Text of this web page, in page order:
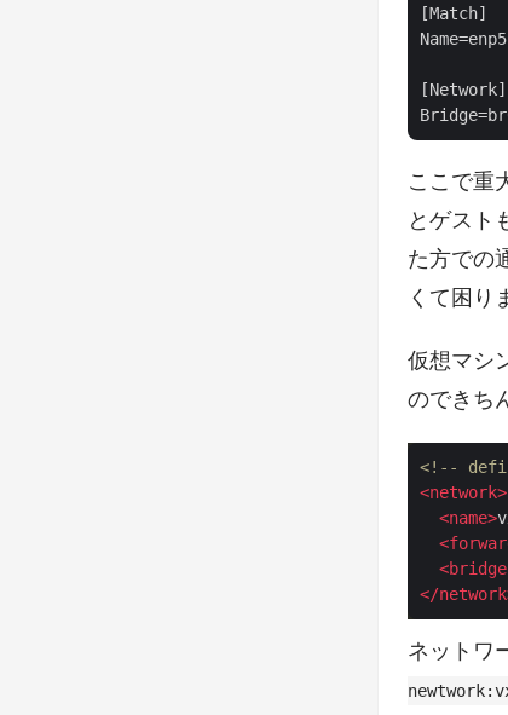
[Match]
[Network]
ここで重
とゲスト
た方での
くて困り
仮想マシ
のできち
<!--
<network>
<name>
<
<bridge
</network
ネットワ